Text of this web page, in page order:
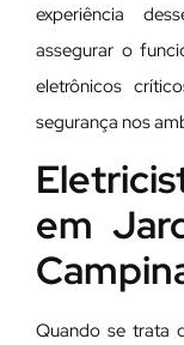
experiência
assegurar o
eletrônicos
segurança nos
em
Quando se trata